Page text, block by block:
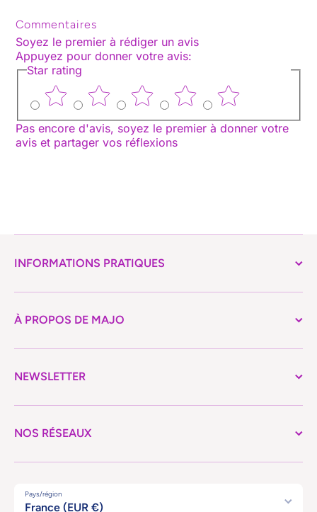
Commentaires
Soyez le premier à rédiger un avis
Appuyez pour donner votre avis:
Star rating
Pas encore d'avis, soyez le premier à donner votre
avis et partager vos réflexions
INFORMATIONS PRATIQUES
À PROPOS DE MAJO
NEWSLETTER
NOS RÉSEAUX
Pays/région
France (EUR €)